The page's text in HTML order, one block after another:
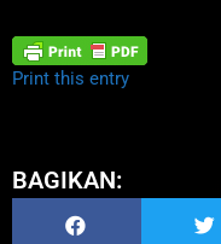
Print this entry
BAGIKAN: